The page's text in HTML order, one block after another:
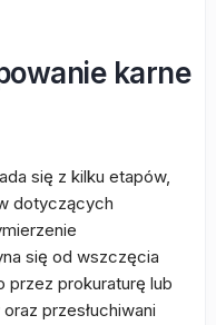
karne
się z kilku etapów,
dotyczących
się od wszczęcia
prokuraturę lub
przesłuchiwani